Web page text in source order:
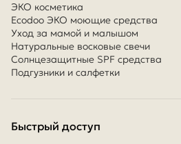
ЭКО косметика
Ecodoo ЭКО моющие средства
Уход за мамой и малышом
Натуральные восковые свечи
Солнцезащитные SPF средства
Подгузники и салфетки
Быстрый доступ